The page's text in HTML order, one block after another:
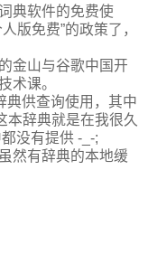
典软件的免费使
版免费”的政策了，
的金山与谷歌中国开
术课。
典供查询使用，其中
本辞典就是在我很久
没有提供 -_-;
然有辞典的本地缓